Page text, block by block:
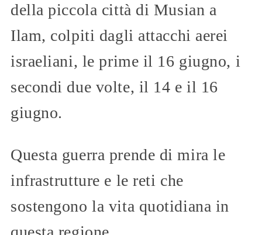
della piccola città di Musian a
Ilam, colpiti dagli attacchi aerei
israeliani, le prime il 16 giugno, i
secondi due volte, il 14 e il 16
giugno.
Questa guerra prende di mira le
infrastrutture e le reti che
sostengono la vita quotidiana in